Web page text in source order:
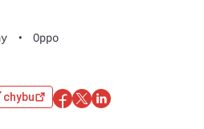
• Oppo
chybu